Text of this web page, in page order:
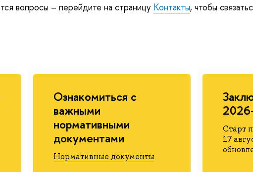
вопросы – перейдите на страницу Контакты, чтобы
Ознакомиться с
ажными
нормативными
документами
Нормативные документы
Старт
17